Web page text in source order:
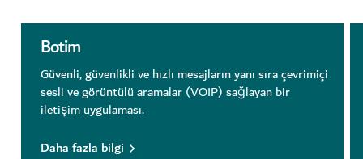
Botim
Güvenli, güvenlikli ve hızlı mesajların yanı sıra çevrimiçi
sesli ve görüntülü aramalar (VOIP) sağlayan bir
iletişim uygulaması.
Daha fazla bilgi